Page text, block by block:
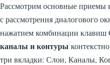
Рассмотрим основные приемы
с рассмотрения диалогового
нажатием комбинации клавиш
каналы и контуры
три вкладки: Слои, Каналы,